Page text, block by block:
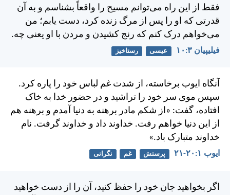
فقط از اين راه می‌توانم مسيح را واقعاً بشناسم و به آن
قدرتی كه او را پس از مرگ زنده كرد، دست يابم؛ من
می‌خواهم درک كنم كه رنج كشيدن و مردن با او يعنی چه.
فيليپیان ۳:‏۱۰ عیسی رستاخیز
آنگاه ايوب برخاسته، از شدت غم لباس خود را پاره كرد.
سپس موی سر خود را تراشيد و در حضور خدا به خاک
افتاده، گفت: «از شكم مادر برهنه به دنيا آمدم و برهنه هم
از اين دنيا خواهم رفت. خداوند داد و خداوند گرفت. نام
خداوند متبارک باد.»
ايوب ۱:‏۲۰-‏۲۱ پرستش غم نگرانی
اگر بخواهيد جان خود را حفظ كنيد، آن را از دست خواهيد